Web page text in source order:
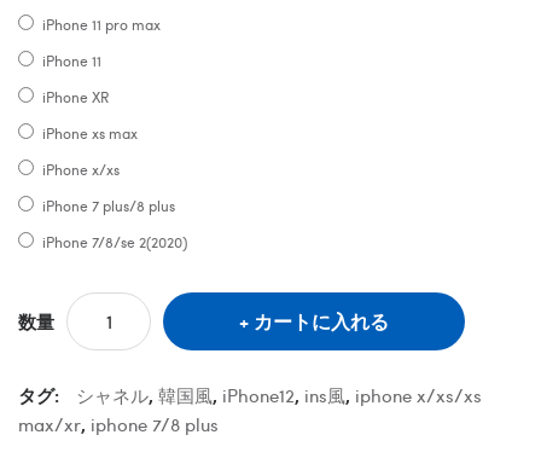
iPhone 11 pro max
iPhone 11
iPhone XR
iPhone xs max
iPhone x/xs
iPhone 7 plus/8 plus
iPhone 7/8/se 2(2020)
数量 カートに入れる
タグ: シャネル, 韓国風, iPhone12, ins風, iphone x/xs/xs
max/xr, iphone 7/8 plus